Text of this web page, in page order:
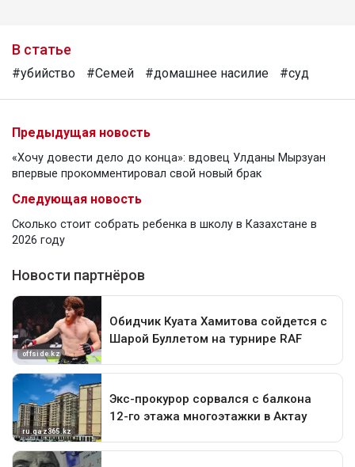
В статье
#убийство #Семей #домашнее насилие #суд
Предыдущая новость
«Хочу довести дело до конца»: вдовец Улданы Мырзуан
впервые прокомментировал свой новый брак
Следующая новость
Сколько стоит собрать ребенка в школу в Казахстане в
2026 году